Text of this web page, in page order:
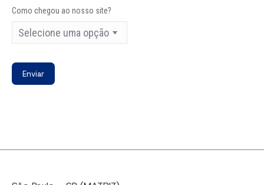
Como chegou ao nosso site?